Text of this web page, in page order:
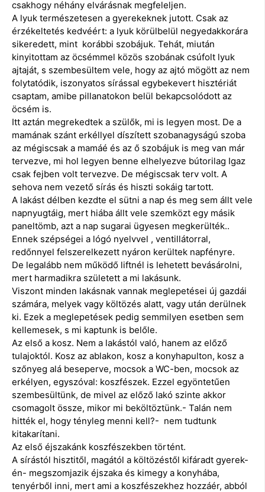
csakhogy néhány elvárásnak megfeleljen.
A lyuk természetesen a gyerekeknek jutott. Csak az
érzékeltetés kedvéért: a lyuk körülbelül negyedakkorára
sikeredett, mint korábbi szobájuk. Tehát, miután
kinyitottam az öcsémmel közös szobának csúfolt lyuk
ajtaját, s szembesültem vele, hogy az ajtó mögött az nem
folytatódik, iszonyatos sírással egybekevert hisztériát
csaptam, amibe pillanatokon belül bekapcsolódott az
öcsém is.
Itt aztán megrekedtek a szülők, mi is legyen most. De a
mamának szánt erkéllyel díszített szobanagyságú szoba
az mégiscsak a mamáé és az ő szobájuk is meg van már
tervezve, mi hol legyen benne elhelyezve bútorilag Igaz
csak fejben volt tervezve. De mégiscsak terv volt. A
sehova nem vezető sírás és hiszti sokáig tartott.
A lakást délben kezdte el sütni a nap és meg sem állt vele
napnyugtáig, mert hiába állt vele szemközt egy másik
paneltömb, azt a nap sugarai ügyesen megkerülték..
Ennek szépségei a lógó nyelvvel , ventillátorral,
redőnnyel felszerelkezett nyáron kerültek napfényre.
De legalább nem működő liftnél is lehetett bevásárolni,
mert harmadikra született a mi lakásunk.
Viszont minden lakásnak vannak meglepetései új gazdái
számára, melyek vagy költözés alatt, vagy után derülnek
ki. Ezek a meglepetések pedig semmilyen esetben sem
kellemesek, s mi kaptunk is belőle.
Az első a kosz. Nem a lakástól való, hanem az előző
tulajoktól. Kosz az ablakon, kosz a konyhapulton, kosz a
szőnyeg alá beseperve, mocsok a WC-ben, mocsok az
erkélyen, egyszóval: koszfészek. Ezzel egyöntetűen
szembesültünk, de mivel az előző lakó szinte akkor
csomagolt össze, mikor mi beköltöztünk.- Talán nem
hitték el, hogy tényleg menni kell?- nem tudtunk
kitakarítani.
Az első éjszakánk koszfészekben történt.
A sírástól hisztitől, magától a költözéstől kifáradt gyerek-
én- megszomjazik éjszaka és kimegy a konyhába,
tenyérből inni, mert ami a koszfészekhez hozzáér, abból